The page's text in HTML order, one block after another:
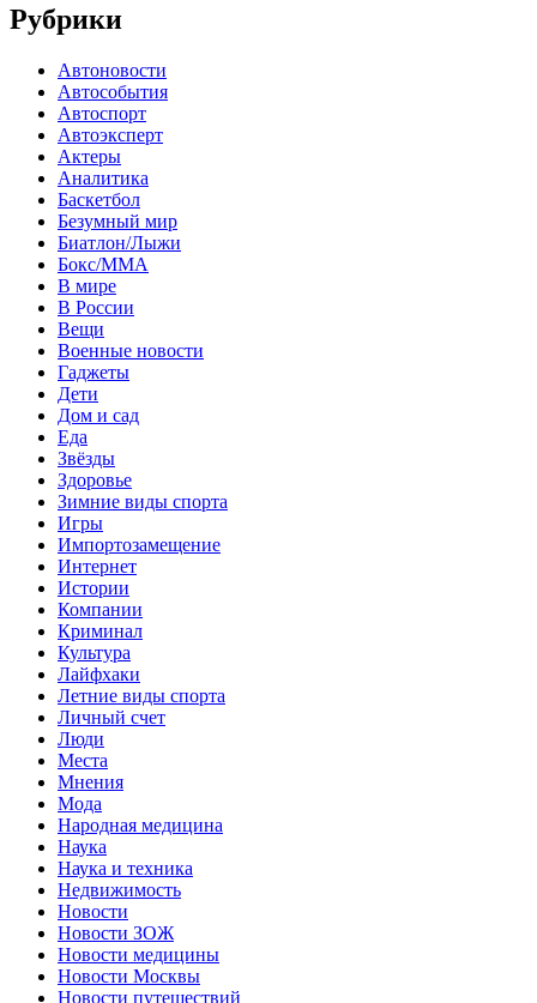
Рубрики
Автоновости
Автособытия
Автоспорт
Автоэксперт
Актеры
Аналитика
Баскетбол
Безумный мир
Биатлон/Лыжи
Бокс/MMA
В мире
В России
Вещи
Военные новости
Гаджеты
Дети
Дом и сад
Еда
Звёзды
Здоровье
Зимние виды спорта
Игры
Импортозамещение
Интернет
Истории
Компании
Криминал
Культура
Лайфхаки
Летние виды спорта
Личный счет
Люди
Места
Мнения
Мода
Народная медицина
Наука
Наука и техника
Недвижимость
Новости
Новости ЗОЖ
Новости медицины
Новости Москвы
Новости путешествий